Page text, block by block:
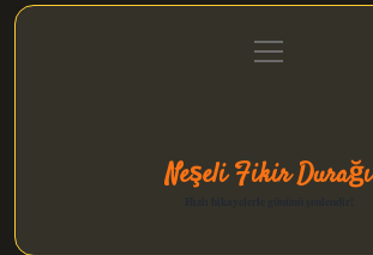
Gizlilik Politikası
menüyü
aç
Neşeli Fikir Durağı